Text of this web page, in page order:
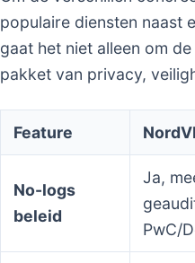
populaire diensten naast
gaat het niet alleen om
pakket van privacy,
Feature
No-logs
beleid
Ja,
PwC/